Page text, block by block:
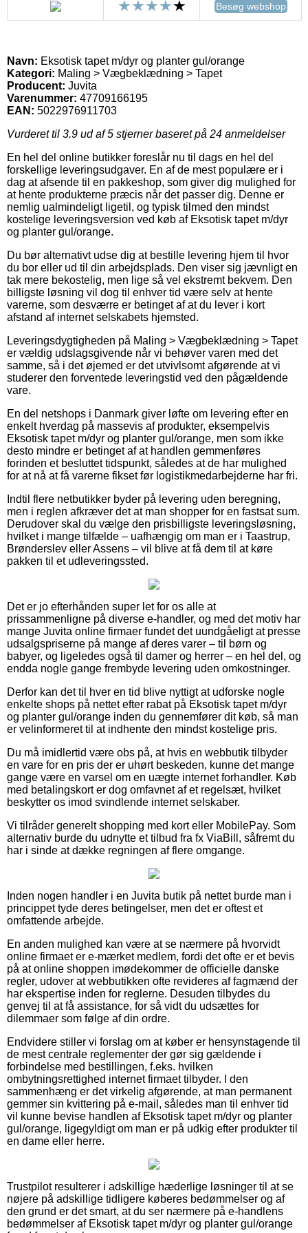
Besøg webshop
Navn: Eksotisk tapet m/dyr og planter gul/orange
Kategori: Maling > Vægbeklædning > Tapet
Producent: Juvita
Varenummer: 47709166195
EAN: 5022976911703
Vurderet til 3.9 ud af 5 stjerner baseret på 24 anmeldelser
En hel del online butikker foreslår nu til dags en hel del
forskellige leveringsudgaver. En af de mest populære er i
dag at afsende til en pakkeshop, som giver dig mulighed for
at hente produkterne præcis når det passer dig. Denne er
nemlig ualmindeligt ligetil, og typisk tilmed den mindst
kostelige leveringsversion ved køb af Eksotisk tapet m/dyr
og planter gul/orange.
Du bør alternativt udse dig at bestille levering hjem til hvor
du bor eller ud til din arbejdsplads. Den viser sig jævnligt en
tak mere bekostelig, men lige så vel ekstremt bekvem. Den
billigste løsning vil dog til enhver tid være selv at hente
varerne, som desværre er betinget af at du lever i kort
afstand af internet selskabets hjemsted.
Leveringsdygtigheden på Maling > Vægbeklædning > Tapet
er vældig udslagsgivende når vi behøver varen med det
samme, så i det øjemed er det utvivlsomt afgørende at vi
studerer den forventede leveringstid ved den pågældende
vare.
En del netshops i Danmark giver løfte om levering efter en
enkelt hverdag på massevis af produkter, eksempelvis
Eksotisk tapet m/dyr og planter gul/orange, men som ikke
desto mindre er betinget af at handlen gemmenføres
forinden et besluttet tidspunkt, således at de har mulighed
for at nå at få varerne fikset før logistikmedarbejderne har fri.
Indtil flere netbutikker byder på levering uden beregning,
men i reglen afkræver det at man shopper for en fastsat sum.
Derudover skal du vælge den prisbilligste leveringsløsning,
hvilket i mange tilfælde – uafhængig om man er i Taastrup,
Brønderslev eller Assens – vil blive at få dem til at køre
pakken til et udleveringssted.
Det er jo efterhånden super let for os alle at
prissammenligne på diverse e-handler, og med det motiv har
mange Juvita online firmaer fundet det uundgåeligt at presse
udsalgspriserne på mange af deres varer – til børn og
babyer, og ligeledes også til damer og herrer – en hel del, og
endda nogle gange frembyde levering uden omkostninger.
Derfor kan det til hver en tid blive nyttigt at udforske nogle
enkelte shops på nettet efter rabat på Eksotisk tapet m/dyr
og planter gul/orange inden du gennemfører dit køb, så man
er velinformeret til at indhente den mindst kostelige pris.
Du må imidlertid være obs på, at hvis en webbutik tilbyder
en vare for en pris der er uhørt beskeden, kunne det mange
gange være en varsel om en uægte internet forhandler. Køb
med betalingskort er dog omfavnet af et regelsæt, hvilket
beskytter os imod svindlende internet selskaber.
Vi tilråder generelt shopping med kort eller MobilePay. Som
alternativ burde du udnytte et tilbud fra fx ViaBill, såfremt du
har i sinde at dække regningen af flere omgange.
Inden nogen handler i en Juvita butik på nettet burde man i
princippet tyde deres betingelser, men det er oftest et
omfattende arbejde.
En anden mulighed kan være at se nærmere på hvorvidt
online firmaet er e-mærket medlem, fordi det ofte er et bevis
på at online shoppen imødekommer de officielle danske
regler, udover at webbutikken ofte revideres af fagmænd der
har ekspertise inden for reglerne. Desuden tilbydes du
genvej til at få assistance, for så vidt du udsættes for
dilemmaer som følge af din ordre.
Endvidere stiller vi forslag om at køber er hensynstagende til
de mest centrale reglementer der gør sig gældende i
forbindelse med bestillingen, f.eks. hvilken
ombytningsrettighed internet firmaet tilbyder. I den
sammenhæng er det virkelig afgørende, at man permanent
gemmer sin kvittering på e-mail, således man til enhver tid
vil kunne bevise handlen af Eksotisk tapet m/dyr og planter
gul/orange, ligegyldigt om man er på udkig efter produkter til
en dame eller herre.
Trustpilot resulterer i adskillige hæderlige løsninger til at se
nøjere på adskillige tidligere køberes bedømmelser og af
den grund er det smart, at du ser nærmere på e-handlens
bedømmelser af Eksotisk tapet m/dyr og planter gul/orange